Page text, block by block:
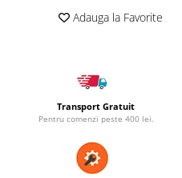
Adauga la Favorite
Transport Gratuit
Pentru comenzi peste 400 lei.